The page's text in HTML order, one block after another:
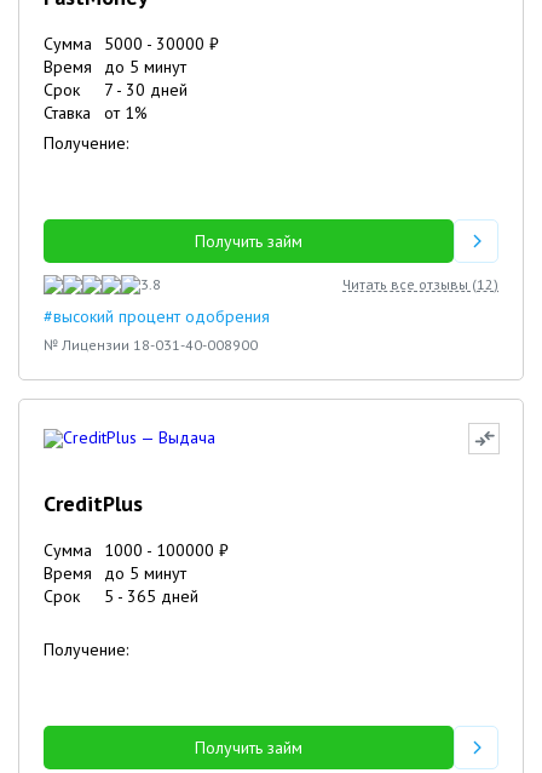
Сумма 5000 - 30000 ₽
Время
до 5 минут
Срок
7 - 30 дней
Ставка
от 1%
Получение:
Получить займ
3.8 Читать все отзывы (12)
#высокий процент одобрения
№ Лицензии 18-031-40-008900
CreditPlus
Сумма 1000 - 100000 ₽
Время
до 5 минут
Срок
5 - 365 дней
Получение:
Получить займ